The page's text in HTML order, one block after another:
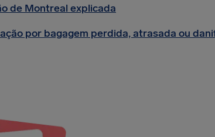
de Montreal explicada
por bagagem perdida, atrasada ou